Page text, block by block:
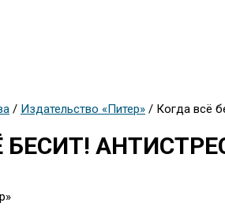
/ Издательство «Питер» / Когда всё
БЕСИТ!